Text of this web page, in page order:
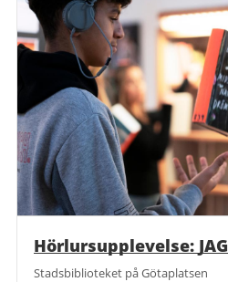
Hörlursupplevelse: JAG
Stadsbiblioteket på Götaplatsen